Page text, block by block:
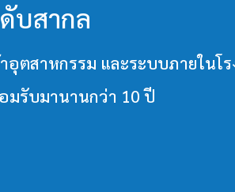
บสากล
ตสาหกรรม และระบบภายในโ
มรับมานานกว่า 10 ปี